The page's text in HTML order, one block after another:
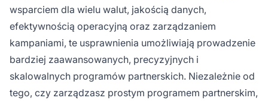
wsparciem dla wielu walut, jakością danych,
efektywnością operacyjną oraz zarządzaniem
kampaniami, te usprawnienia umożliwiają prowadzenie
bardziej zaawansowanych, precyzyjnych i
skalowalnych programów partnerskich. Niezależnie od
tego, czy zarządzasz prostym programem partnerskim,